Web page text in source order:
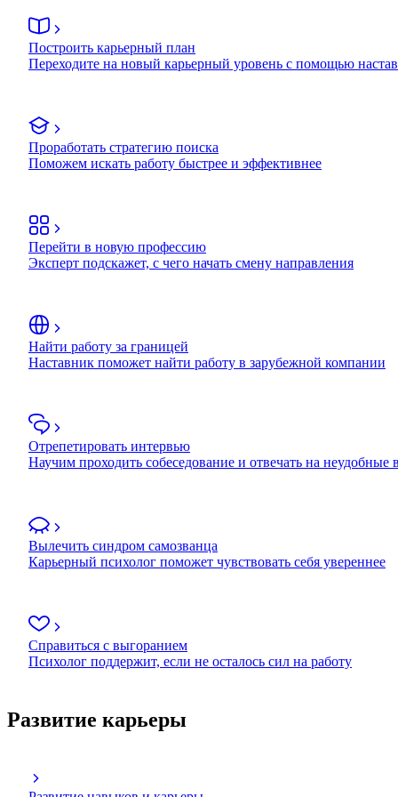
Построить карьерный план
Переходите на новый карьерный уровень с помощью
Проработать стратегию поиска
Поможем искать работу быстрее и эффективнее
Перейти в новую профессию
Эксперт подскажет, с чего начать смену направления
Найти работу за границей
Наставник поможет найти работу в зарубежной компании
Отрепетировать интервью
Научим проходить собеседование и отвечать на неудобные
Вылечить синдром самозванца
Карьерный психолог поможет чувствовать себя увереннее
Справиться с выгоранием
Психолог поддержит, если не осталось сил на работу
Развитие карьеры